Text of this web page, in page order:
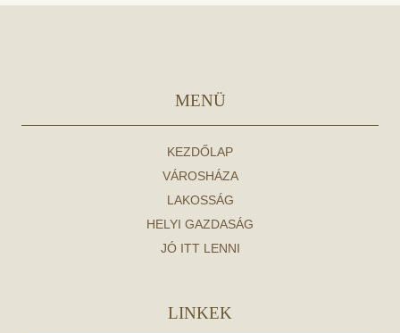
MENÜ
KEZDŐLAP
VÁROSHÁZA
LAKOSSÁG
HELYI GAZDASÁG
JÓ ITT LENNI
LINKEK